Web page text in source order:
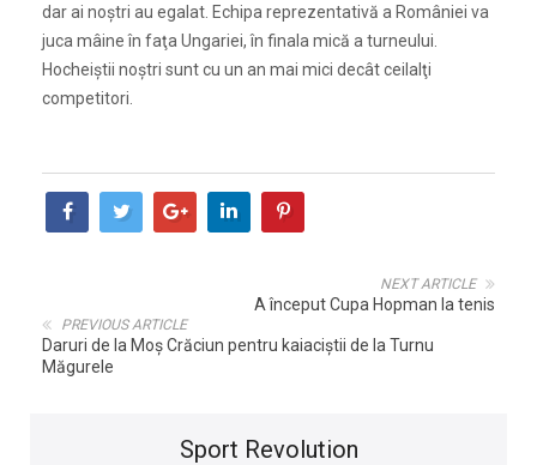
dar ai noştri au egalat. Echipa reprezentativă a României va
juca mâine în faţa Ungariei, în finala mică a turneului.
Hocheiştii noştri sunt cu un an mai mici decât ceilalţi
competitori.
NEXT ARTICLE
A început Cupa Hopman la tenis
PREVIOUS ARTICLE
Daruri de la Moş Crăciun pentru kaiaciştii de la Turnu
Măgurele
Sport Revolution